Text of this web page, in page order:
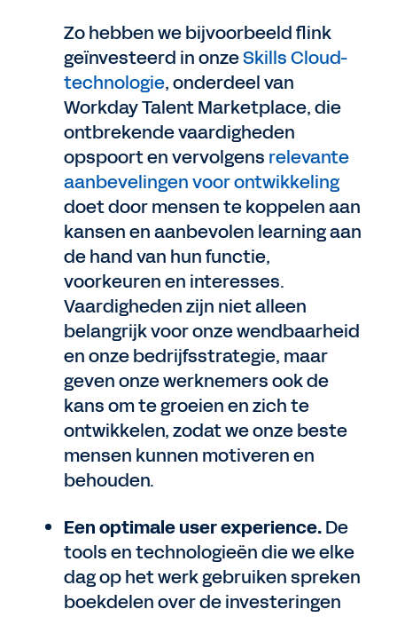
Zo hebben we bijvoorbeeld flink
geïnvesteerd in onzeSkills Cloud-
technologie, onderdeel van
Workday Talent Marketplace, die
ontbrekende vaardigheden
opspoort en vervolgens relevante
aanbevelingen voor ontwikkeling
doet door mensen te koppelen aan
kansen en aanbevolen learning aan
de hand van hun functie,
voorkeuren en interesses.
Vaardigheden zijn niet alleen
belangrijk voor onze wendbaarheid
en onze bedrijfsstrategie, maar
geven onze werknemers ook de
kans om te groeien en zich te
ontwikkelen, zodat we onze beste
mensen kunnen motiveren en
behouden.
Een optimale user experience.De
tools en technologieën die we elke
dag op het werk gebruiken spreken
boekdelen over de investeringen